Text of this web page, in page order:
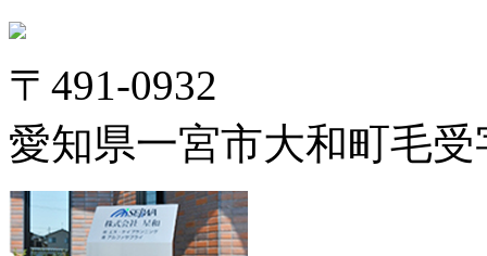
〒491-0932
愛知県一宮市大和町毛受